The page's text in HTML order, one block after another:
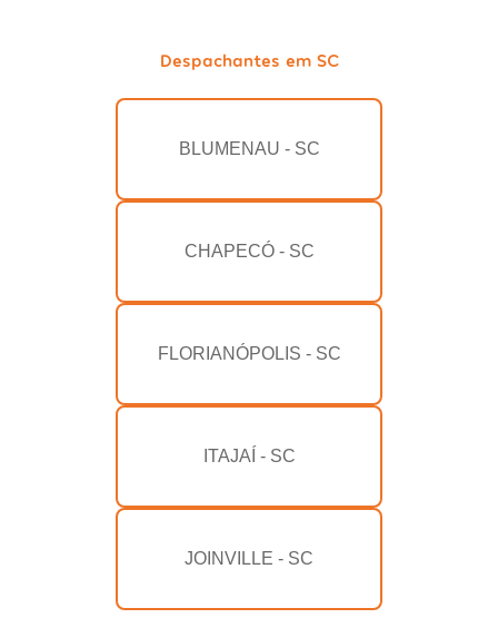
Despachantes em SC
BLUMENAU - SC
CHAPECÓ - SC
FLORIANÓPOLIS - SC
ITAJAÍ - SC
JOINVILLE - SC